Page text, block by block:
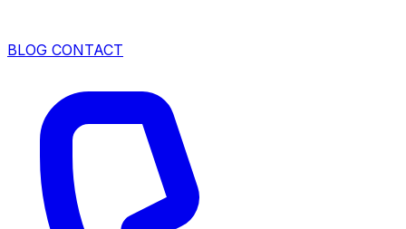
BLOG CONTACT